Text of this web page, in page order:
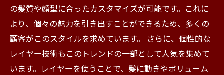
の髪質や顔型に合ったカスタマイズが可能です。これに
より、個々の魅力を引き出すことができるため、多くの
顧客がこのスタイルを求めています。 さらに、個性的な
レイヤー技術もこのトレンドの一部として人気を集めて
います。レイヤーを使うことで、髪に動きやボリューム